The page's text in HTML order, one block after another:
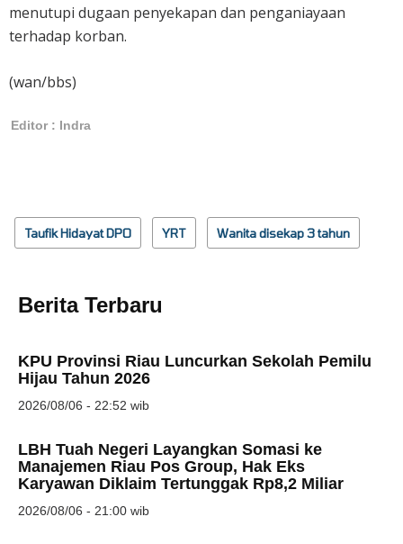
menutupi dugaan penyekapan dan penganiayaan
terhadap korban.
(wan/bbs)
Editor : Indra
Taufik Hidayat DPO YRT Wanita disekap 3 tahun
Berita Terbaru
KPU Provinsi Riau Luncurkan Sekolah Pemilu
Hijau Tahun 2026
2026/08/06 - 22:52 wib
LBH Tuah Negeri Layangkan Somasi ke
Manajemen Riau Pos Group, Hak Eks
Karyawan Diklaim Tertunggak Rp8,2 Miliar
2026/08/06 - 21:00 wib